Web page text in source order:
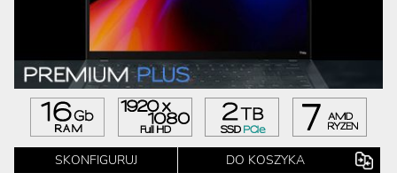
SKONFIGURUJ DO KOSZYKA